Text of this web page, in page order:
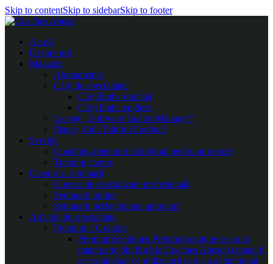
Skip to contentSkip to sidebarSkip to footer
Acasă
Despre noi
Magazin
Abonamente
Cărți de specialitate
Cărți limba română
Cărți limba engleza
Licențe „Software Tactics Manager”
Planșe, folii Taktifol Football
Servicii
Coaching-mentorat individual pentru antrenori
Training camps
Cursuri și seminarii
Cursuri de specializare profesională
Seminarii online
Seminarii perfecționare antrenori
Articole de specialitate
Premium / Gratuite
PremiumSecțiunea Premium conține cea mai
mare parte din librăria Coaches Ahead și poate fi
accesată doar de utilizatorii care au achiziționat